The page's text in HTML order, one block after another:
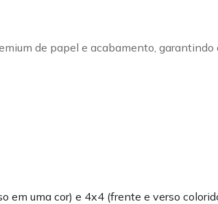
de papel e acabamento,
em uma cor) e 4x4 (frente e verso